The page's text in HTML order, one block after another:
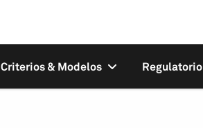
Criterios & Modelos Regulatorio